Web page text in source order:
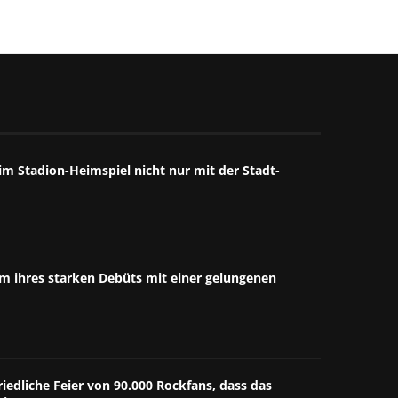
Stadion-Heimspiel nicht nur mit der Stadt-
ihres starken Debüts mit einer gelungenen
Feier von 90.000 Rockfans, dass das